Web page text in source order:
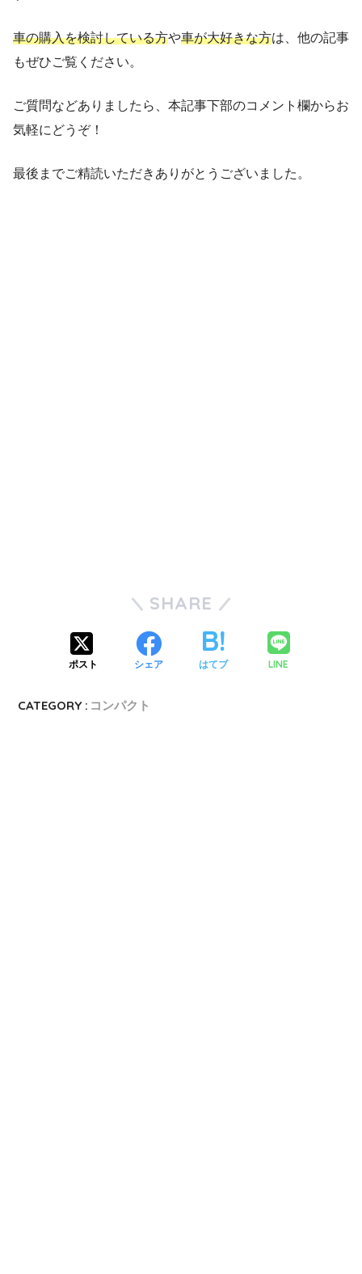
車の購入を検討している方や車が大好きな方は、他の記事
もぜひご覧ください。
ご質問などありましたら、本記事下部のコメント欄からお
気軽にどうぞ！
最後までご精読いただきありがとうございました。
SHARE
ポスト シェア はてブ LINE
CATEGORY : コンパクト